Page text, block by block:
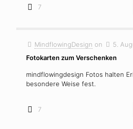
7
MindflowingDesign on
5.
Fotokarten zum Verschenken
mindflowingdesign Fotos halten
besondere Weise fest.
7